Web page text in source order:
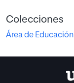
Colecciones
Área de Educación